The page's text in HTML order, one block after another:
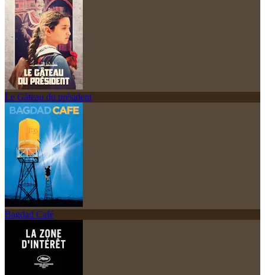
Le Gâteau du président
Bagdad Café